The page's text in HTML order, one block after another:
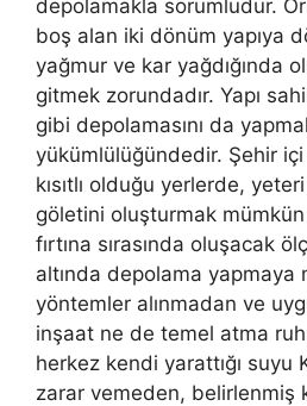
depolamakla sorumludur.
boş alan iki dönüm yapıya
yağmur ve kar yağdığında
gitmek zorundadır. Yapı
gibi depolamasını da
yükümlülüğündedir. Şehir içi
kısıtlı olduğu yerlerde,
göletini oluşturmak
fırtına sırasında oluşacak
altında depolama yapmaya
yöntemler alınmadan ve
inşaat ne de temel atma
herkez kendi yarattığı suyu
zarar vemeden, belirlenmiş